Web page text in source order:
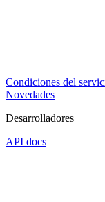
Condiciones del
Novedades
Desarrolladores
API docs